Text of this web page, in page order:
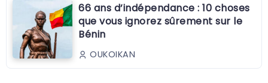
66 ans d’indépendance : 10 choses
que vous ignorez sûrement sur le
Bénin
OUKOIKAN